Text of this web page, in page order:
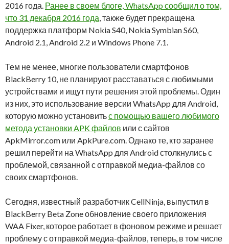
2016 года. Ранее в своем блоге, WhatsApp сообщил о том,
что 31 декабря 2016 года, также будет прекращена
поддержка платформ Nokia S40, Nokia Symbian S60,
Android 2.1, Android 2.2 и Windows Phone 7.1.
Тем не менее, многие пользователи смартфонов
BlackBerry 10, не планируют расставаться с любимыми
устройствами и ищут пути решения этой проблемы. Один
из них, это использование версии WhatsApp для Android,
которую можно установитьс помощью вашего любимого
метода установки APK файлов или с сайтов
ApkMirror.com или ApkPure.com. Однако те, кто заранее
решил перейти на WhatsApp для Android столкнулись с
проблемой, связанной с отправкой медиа-файлов со
своих смартфонов.
Сегодня, известный разработчик CellNinja, выпустил в
BlackBerry Beta Zone обновление своего приложения
WAA Fixer, которое работает в фоновом режиме и решает
проблему с отправкой медиа-файлов, теперь, в том числе